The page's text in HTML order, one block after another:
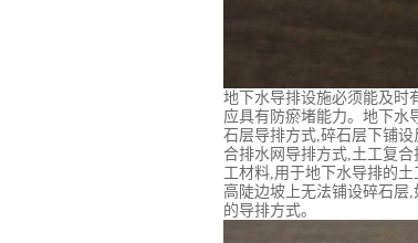
地下水导排设施必须能及时
应具有防瘀堵能力。地下水
石层导排方式,碎石层下铺设
合排水网导排方式,土工复
工材料,用于地下水导排的
高陡边坡上无法铺设碎石层
的导排方式。